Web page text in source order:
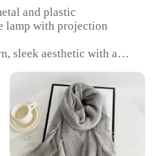
and plastic
lamp with projection
sleek aesthetic with a
for creating a captivating
such as home theaters,
conversation piece
Perfect for enhancing
parties, or even as a